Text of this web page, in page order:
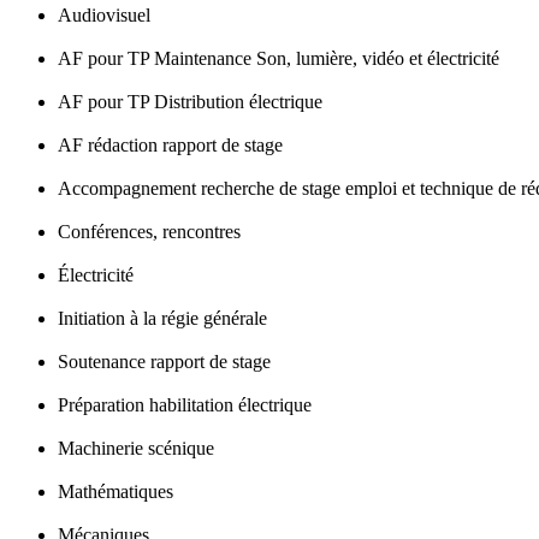
Audiovisuel
AF pour TP Maintenance Son, lumière, vidéo et électricité
AF pour TP Distribution électrique
AF rédaction rapport de stage
Accompagnement recherche de stage emploi et technique de
Conférences, rencontres
Électricité
Initiation à la régie générale
Soutenance rapport de stage
Préparation habilitation électrique
Machinerie scénique
Mathématiques
Mécaniques